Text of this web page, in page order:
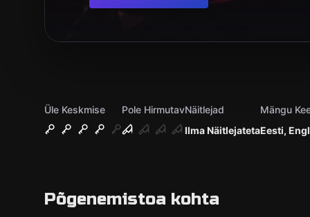
Üle Keskmise
Pole Hirmutav
Ilma Näitlejateta
Näitlejad
Eesti,
Mängu
Põgenemistoa kohta